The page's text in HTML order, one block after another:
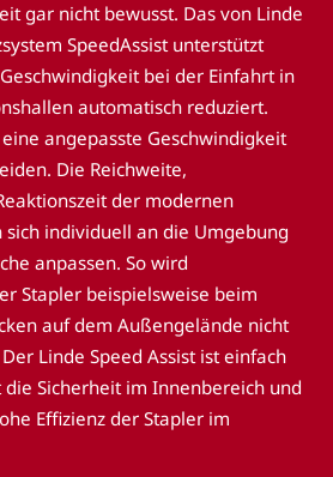
gar nicht bewusst. Das von Linde
SpeedAssist unterstützt
bei der Einfahrt in
automatisch reduziert.
angepasste Geschwindigkeit
Die Reichweite,
der modernen
sich individuell an die Umgebung
anpassen. So wird
Stapler beispielsweise beim
auf dem Außengelände nicht
Linde Speed Assist ist einfach
Sicherheit im Innenbereich und
Effizienz der Stapler im